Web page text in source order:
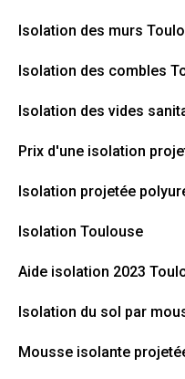
Isolation des murs
Isolation des combles
Isolation des vides
Prix d'une isolation
Isolation projetée
Isolation Toulouse
Aide isolation 2023
Isolation du sol par
Mousse isolante